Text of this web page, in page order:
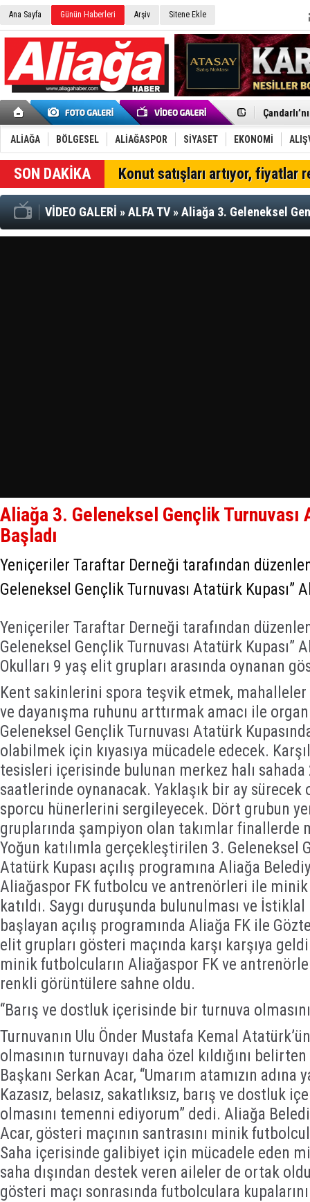
Ana Sayfa Günün Haberleri Arşiv Sitene Ekle
Menemen
Furkan
Chp
AK Parti
SOCAR
Trafiği
Alto,
Aliağa'daki
Dikili'de
ALİAĞA BÖLGESEL ALİAĞASPOR SİYASET EKONOMİ
Konut satışları artıyor, fiyatlar
VİDEO GALERİ »ALFA TV»Aliağa 3. Geleneksel
Aliağa 3. Geleneksel Gençlik Turnuvası
Başladı
Yeniçeriler Taraftar Derneği tarafından
Geleneksel Gençlik Turnuvası Atatürk Kupası”
Yeniçeriler Taraftar Derneği tarafından
Geleneksel Gençlik Turnuvası Atatürk Kupası”
Okulları 9 yaş elit grupları arasında oynanan
Kent sakinlerini spora teşvik etmek, mahalleler
ve dayanışma ruhunu arttırmak amacı ile
Geleneksel Gençlik Turnuvası Atatürk
olabilmek için kıyasıya mücadele edecek.
tesisleri içerisinde bulunan merkez halı
saatlerinde oynanacak. Yaklaşık bir ay sürecek
sporcu hünerlerini sergileyecek. Dört grubun
gruplarında şampiyon olan takımlar finallerde
Yoğun katılımla gerçekleştirilen 3. Geleneksel
Atatürk Kupası açılış programına Aliağa
Aliağaspor FK futbolcu ve antrenörleri ile
katıldı. Saygı duruşunda bulunulması ve
başlayan açılış programında Aliağa FK ile
elit grupları gösteri maçında karşı karşıya
minik futbolcuların Aliağaspor FK ve
renkli görüntülere sahne oldu.
“Barış ve dostluk içerisinde bir turnuva
Turnuvanın Ulu Önder Mustafa Kemal
olmasının turnuvayı daha özel kıldığını
Başkanı Serkan Acar, “Umarım atamızın
Kazasız, belasız, sakatlıksız, barış ve dostluk
olmasını temenni ediyorum” dedi. Aliağa
Acar, gösteri maçının santrasını minik
Saha içerisinde galibiyet için mücadele eden
saha dışından destek veren aileler de ortak
gösteri maçı sonrasında futbolculara